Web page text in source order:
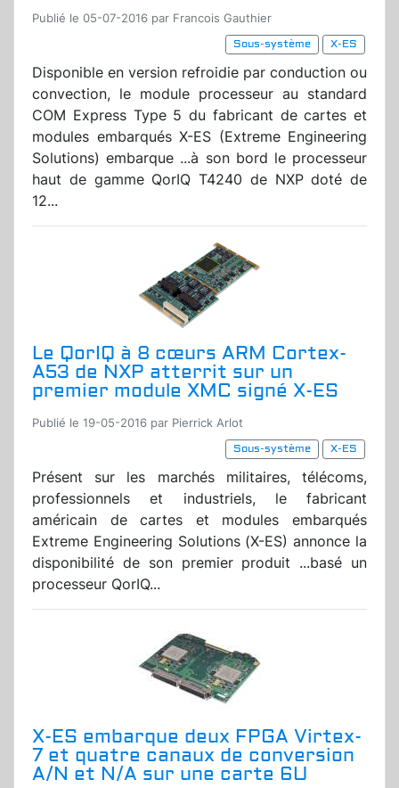
Publié le 05-07-2016 par Francois Gauthier
Sous-système
X-ES
Disponible en version refroidie par conduction ou
convection, le module processeur au standard
COM Express Type 5 du fabricant de cartes et
modules embarqués X-ES (Extreme Engineering
Solutions) embarque ...à son bord le processeur
haut de gamme QorIQ T4240 de NXP doté de
12...
Le QorIQ à 8 cœurs ARM Cortex-
A53 de NXP atterrit sur un
premier module XMC signé X-ES
Publié le 19-05-2016 par Pierrick Arlot
Sous-système
X-ES
Présent sur les marchés militaires, télécoms,
professionnels et industriels, le fabricant
américain de cartes et modules embarqués
Extreme Engineering Solutions (X-ES) annonce la
disponibilité de son premier produit ...basé un
processeur QorIQ...
X-ES embarque deux FPGA Virtex-
7 et quatre canaux de conversion
A/N et N/A sur une carte 6U